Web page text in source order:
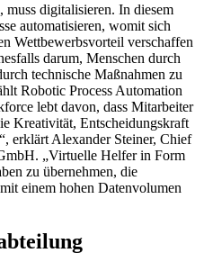
digitalisieren. In diesem
automatisieren, womit sich
Wettbewerbsvorteil verschaffen
darum, Menschen durch
technische Maßnahmen zu
Robotic Process Automation
lebt davon, dass Mitarbeiter
Kreativität, Entscheidungskraft
erklärt Alexander Steiner, Chief
„Virtuelle Helfer in Form
zu übernehmen, die
einem hohen Datenvolumen